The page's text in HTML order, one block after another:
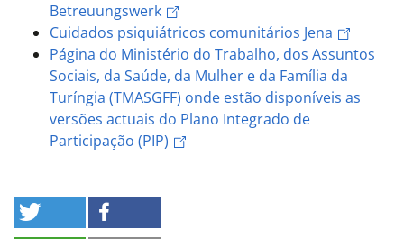
Betreuungswerk
Cuidados psiquiátricos comunitários Jena
Página do Ministério do Trabalho, dos Assuntos
Sociais, da Saúde, da Mulher e da Família da
Turíngia (TMASGFF) onde estão disponíveis as
versões actuais do Plano Integrado de
Participação (PIP)